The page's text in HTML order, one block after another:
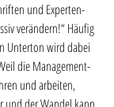
und Experten-
verändern!“ Häufig
Unterton wird dabei
die Management-
und arbeiten,